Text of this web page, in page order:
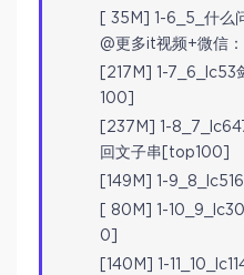
[ 35M] 1-6_5_什么
@更多it视频+微信
[217M] 1-
100]
[237M] 1-
回文子串[top100]
[149M] 1-
[ 80M] 1-
0]
[140M] 1-